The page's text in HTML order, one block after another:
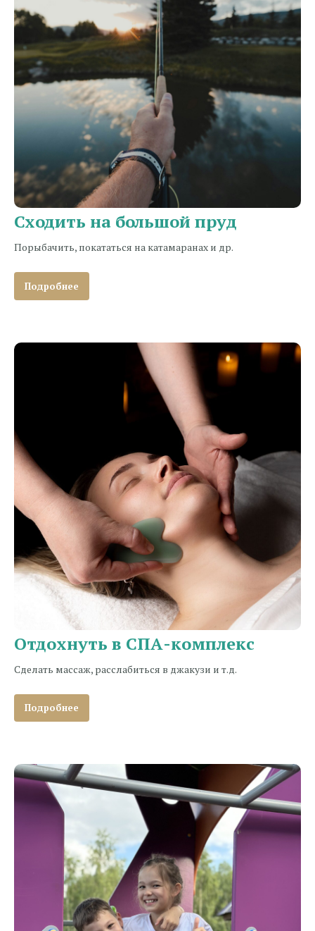
Сходить на большой пруд
Порыбачить, покататься на катамаранах и др.
Подробнее
Отдохнуть в СПА-комплекс
Сделать массаж, расслабиться в джакузи и т.д.
Подробнее